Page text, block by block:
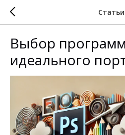
Статьи
Выбор
идеального